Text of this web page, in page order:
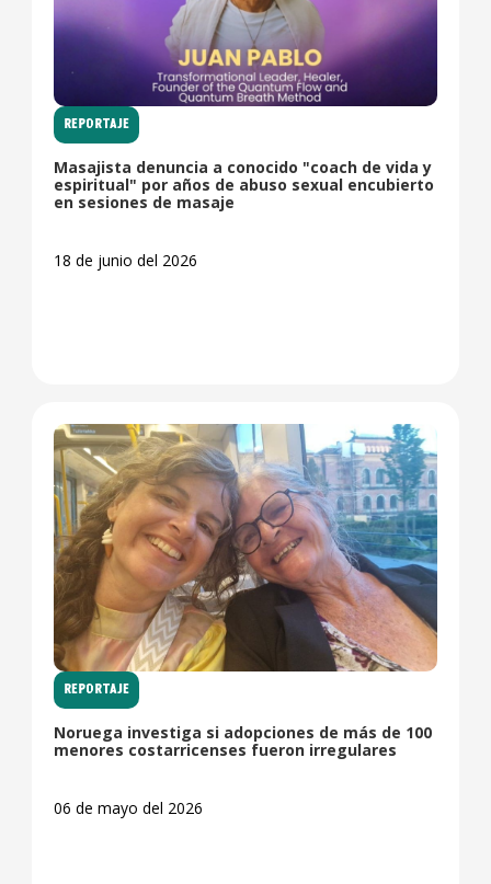
REPORTAJE
Masajista denuncia a conocido "coach de vida y
espiritual" por años de abuso sexual encubierto
en sesiones de masaje
18 de junio del 2026
REPORTAJE
Noruega investiga si adopciones de más de 100
menores costarricenses fueron irregulares
06 de mayo del 2026